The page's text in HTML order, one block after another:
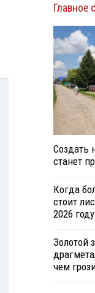
Главное
Создать
станет
Когда
стоит
2026 году
Золотой
чем